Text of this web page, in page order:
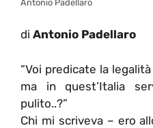
Antonio Padellaro
di Antonio Padellaro
“Voi predicate la
ma in quest’Italia
pulito..?”
Chi mi scriveva – ero